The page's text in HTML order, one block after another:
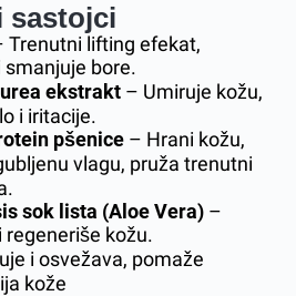
sastojci
Trenutni lifting efekat,
bore.
ekstrakt – Umiruje kožu,
i iritacije.
pšenice – Hrani kožu,
vlagu, pruža trenutni
sok lista (Aloe Vera) –
regeneriše kožu.
i osvežava, pomaže
kože